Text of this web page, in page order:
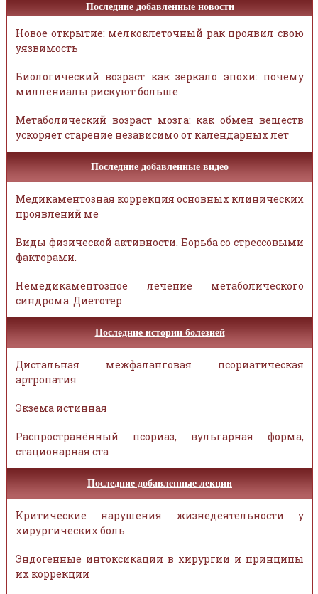
Последние добавленные новости
Новое открытие: мелкоклеточный рак проявил свою
уязвимость
Биологический возраст как зеркало эпохи: почему
миллениалы рискуют больше
Метаболический возраст мозга: как обмен веществ
ускоряет старение независимо от календарных лет
Последние добавленные видео
Медикаментозная коррекция основных клинических
проявлений ме
Виды физической активности. Борьба со стрессовыми
факторами.
Немедикаментозное лечение метаболического
синдрома. Диетотер
Последние истории болезней
Дистальная межфаланговая псориатическая
артропатия
Экзема истинная
Распространённый псориаз, вульгарная форма,
стационарная ста
Последние добавленные лекции
Критические нарушения жизнедеятельности у
хирургических боль
Эндогенные интоксикации в хирургии и принципы
их коррекции